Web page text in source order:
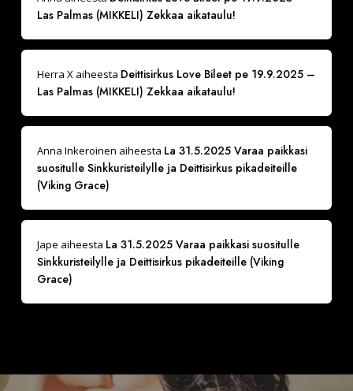
Las Palmas (MIKKELI) Zekkaa aikataulu!
Herra Xaiheesta Deittisirkus Love Bileet pe 19.9.2025 –
Las Palmas (MIKKELI) Zekkaa aikataulu!
Anna Inkeroinen aiheesta La 31.5.2025 Varaa paikkasi
suositulle Sinkkuristeilylle ja Deittisirkus pikadeiteille
(Viking Grace)
Jape aiheesta La 31.5.2025 Varaa paikkasi suositulle
Sinkkuristeilylle ja Deittisirkus pikadeiteille (Viking
Grace)